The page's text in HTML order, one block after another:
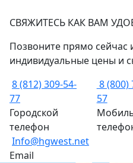
СВЯЖИТЕСЬ КАК ВАМ
Позвоните прямо сейчас
индивидуальные цены и
8 (812) 309-54-
77
Городской
телефон
8 (800)
57
Info@hgwest.net
Email